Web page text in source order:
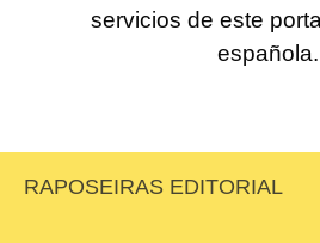
servicios de este
española.
RAPOSEIRAS EDITORIAL